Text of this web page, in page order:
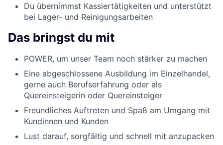
Du übernimmst Kassiertätigkeiten und unterstützt
bei Lager- und Reinigungsarbeiten
Das bringst du mit
POWER, um unser Team noch stärker zu machen
Eine abgeschlossene Ausbildung im Einzelhandel,
gerne auch Berufserfahrung oder als
Quereinsteigerin oder Quereinsteiger
Freundliches Auftreten und Spaß am Umgang mit
Kundinnen und Kunden
Lust darauf, sorgfältig und schnell mit anzupacken